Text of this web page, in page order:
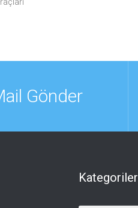
Gönder
Kategoriler